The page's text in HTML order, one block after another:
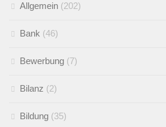
Allgemein (202)
Bank (46)
Bewerbung (7)
Bilanz (2)
Bildung (35)